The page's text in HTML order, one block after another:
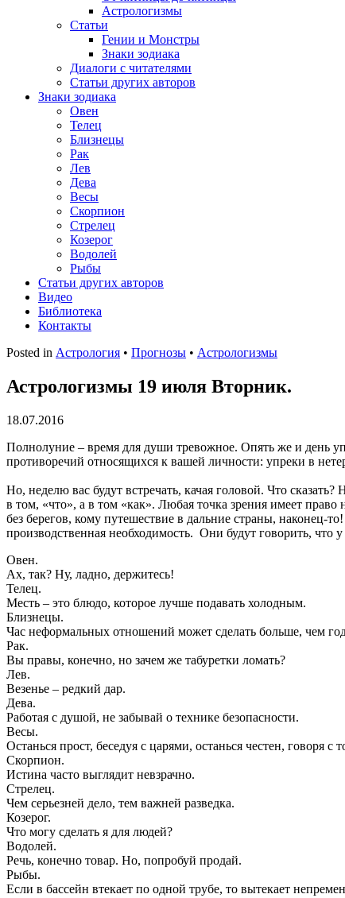
Астрологизмы
Статьи
Гении и Монстры
Знаки зодиака
Диалоги с читателями
Статьи других авторов
Знаки зодиака
Овен
Телец
Близнецы
Рак
Лев
Дева
Весы
Скорпион
Стрелец
Козерог
Водолей
Рыбы
Статьи других авторов
Видео
Библиотека
Контакты
Posted in Астрология • Прогнозы • Астрологизмы
Астрологизмы 19 июля Вторник.
18.07.2016
Полнолуние – время для души тревожное. Опять же и день
противоречий относящихся к вашей личности: упреки в
Но, неделю вас будут встречать, качая головой. Что
в том, «что», а в том «как». Любая точка зрения имеет
без берегов, кому путешествие в дальние страны, наконец-
производственная необходимость. Они будут говорить, что
Овен.
Ах, так? Ну, ладно, держитесь!
Телец.
Месть – это блюдо, которое лучше подавать холодным.
Близнецы.
Час неформальных отношений может сделать больше, чем
Рак.
Вы правы, конечно, но зачем же табуретки ломать?
Лев.
Везенье – редкий дар.
Дева.
Работая с душой, не забывай о технике безопасности.
Весы.
Останься прост, беседуя с царями, останься честен, говоря с
Скорпион.
Истина часто выглядит невзрачно.
Стрелец.
Чем серьезней дело, тем важней разведка.
Козерог.
Что могу сделать я для людей?
Водолей.
Речь, конечно товар. Но, попробуй продай.
Рыбы.
Если в бассейн втекает по одной трубе, то вытекает